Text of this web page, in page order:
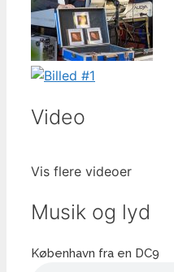
Video
Vis flere videoer
Musik og lyd
København fra en DC9